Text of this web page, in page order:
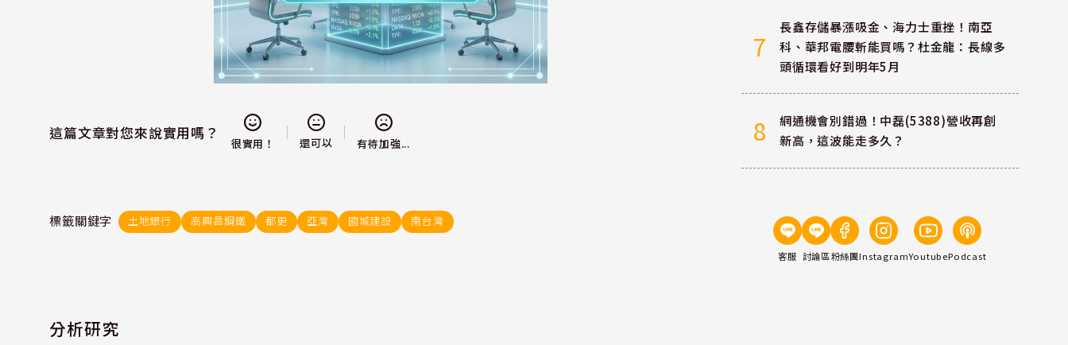
這篇文章對您來說實用嗎？
很實用！ 還可以 有待加強...
標籤關鍵字 土地銀行 高興昌鋼鐵 都更 亞灣 國城建設 南台灣
分析研究
7
長鑫存儲暴漲吸金、海力士重挫！南亞
科、華邦電腰斬能買嗎？杜金龍：長線多
頭循環看好到明年5月
8
網通機會別錯過！中磊(5388)營收再創
新高，這波能走多久？
客服 討論區粉絲團InstagramYoutubePodcast